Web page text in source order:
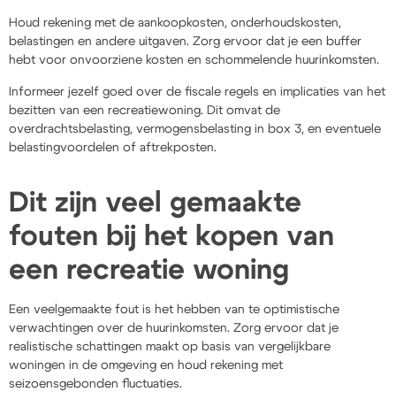
Houd rekening met de aankoopkosten, onderhoudskosten,
belastingen en andere uitgaven. Zorg ervoor dat je een buffer
hebt voor onvoorziene kosten en schommelende huurinkomsten.
Informeer jezelf goed over de fiscale regels en implicaties van het
bezitten van een recreatiewoning. Dit omvat de
overdrachtsbelasting, vermogensbelasting in box 3, en eventuele
belastingvoordelen of aftrekposten.
Dit zijn veel gemaakte
fouten bij het kopen van
een recreatie woning
Een veelgemaakte fout is het hebben van te optimistische
verwachtingen over de huurinkomsten. Zorg ervoor dat je
realistische schattingen maakt op basis van vergelijkbare
woningen in de omgeving en houd rekening met
seizoensgebonden fluctuaties.